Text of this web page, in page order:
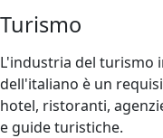
Turismo
L'industria del turismo
dell'italiano è un
hotel, ristoranti,
e guide turistiche.